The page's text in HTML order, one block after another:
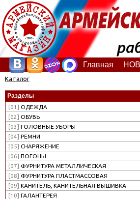
Главная
Каталог
Разделы
[01] ОДЕЖДА
[02] ОБУВЬ
[03] ГОЛОВНЫЕ УБОРЫ
[04] РЕМНИ
[05] СНАРЯЖЕНИЕ
[06] ПОГОНЫ
[07] ФУРНИТУРА МЕТАЛЛИЧЕСКАЯ
[08] ФУРНИТУРА ПЛАСТМАССОВАЯ
[09] КАНИТЕЛЬ, КАНИТЕЛЬНАЯ ВЫШИВКА
[10] ГАЛАНТЕРЕЯ